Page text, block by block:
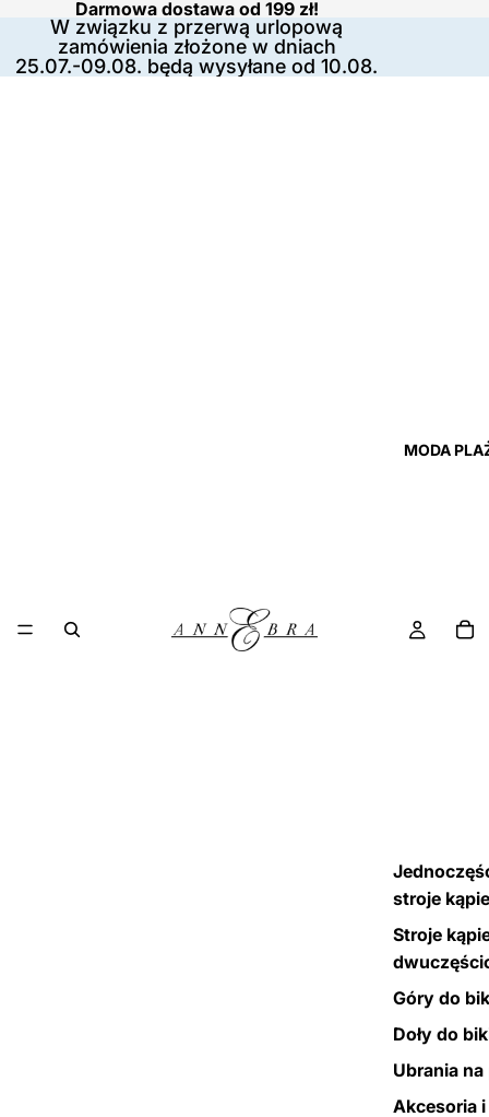
Darmowa dostawa od 199 zł!
W związku z przerwą urlopową
zamówienia złożone w dniach
25.07.-09.08. będą wysyłane od 10.08.
MODA
stroje
Stroje
Góry do
Doły do
Ubrania na
Akcesoria i